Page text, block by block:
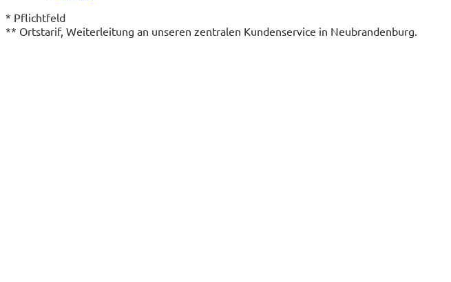
* Pflichtfeld
** Ortstarif, Weiterleitung an unseren zentralen Kundenservice in Neubrandenburg.